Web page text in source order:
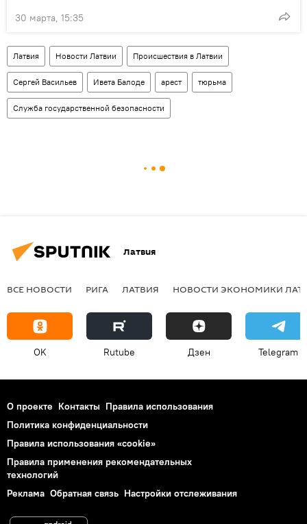
30 марта, 15:35
Латвия Новости Латвии Происшествия в Латвии
Сергей Васильев Ивета Балоде арест тюрьма
Служба государственной безопасности
Латвия
ВСЕ НОВОСТИ РИГА ЛАТВИЯ НОВОСТИ ЭКОНОМИКИ
OK Rutube Дзен Telegram
О проекте Контакты Правила использования
Политика конфиденциальности
Правила использования «cookie»
Правила применения рекомендательных
технологий
Реклама Обратная связь Настройки отслеживания